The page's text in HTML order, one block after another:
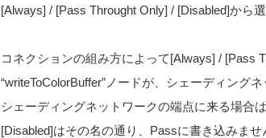
[Always] / [Pass Throught Only] / [Disabled]から選
コネクションの組み方によって[Always] / [Pass
“writeToColorBuffer”ノードが、シェーディング
シェーディングネットワークの端点に来る場合
[Disabled]はその名の通り、Passに書き込みませ